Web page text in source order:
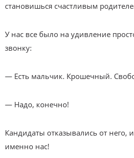
становишься счастливым
У нас все было на удивление
звонку:
— Есть мальчик. Крошечный.
— Надо, конечно!
Кандидаты отказывались от него,
именно нас!